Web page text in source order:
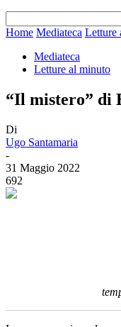
Home Mediateca Letture
Mediateca
Letture al minuto
“Il mistero” di
Di
Ugo Santamaria
-
31 Maggio 2022
692